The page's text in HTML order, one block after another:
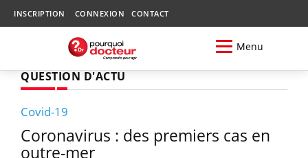
INSCRIPTION CONNEXION CONTACT
Menu
QUESTION D'ACTU
Covid-19
Coronavirus : des premiers cas en
outre-mer